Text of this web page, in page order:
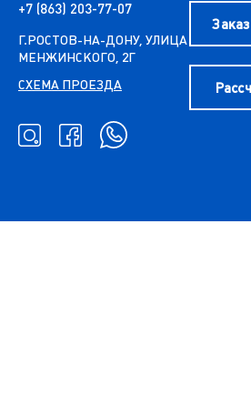
+7 (863) 203-77-07
Г.РОСТОВ-НА-ДОНУ, УЛИЦА
МЕНЖИНСКОГО, 2Г
СХЕМА ПРОЕЗДА